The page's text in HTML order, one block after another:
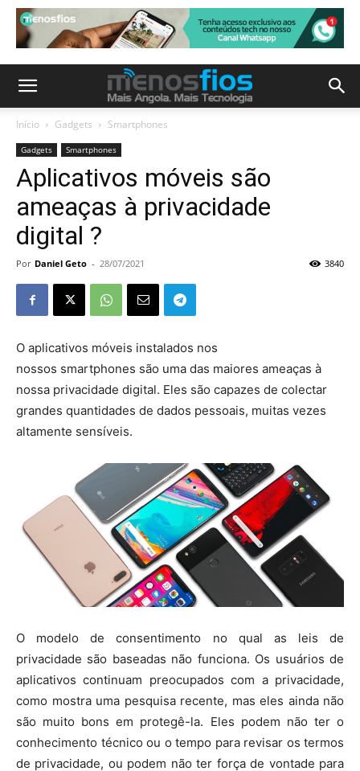
Início Gadgets Smartphones
Gadgets Smartphones
Aplicativos móveis são
ameaças à privacidade
digital ?
Por Daniel Geto - 28/07/2021 3840
O aplicativos móveis instalados nos
nossos smartphones são uma das maiores ameaças à
nossa privacidade digital. Eles são capazes de colectar
grandes quantidades de dados pessoais, muitas vezes
altamente sensíveis.
O modelo de consentimento no qual as leis de
privacidade são baseadas não funciona. Os usuários de
aplicativos continuam preocupados com a privacidade,
como mostra uma pesquisa recente, mas eles ainda não
são muito bons em protegê-la. Eles podem não ter o
conhecimento técnico ou o tempo para revisar os termos
de privacidade, ou podem não ter força de vontade para